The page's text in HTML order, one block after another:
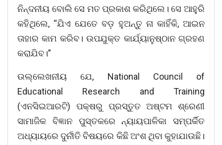
ନିନ୍ଦନୀୟ ବୋଲି ସେ ମତ ପ୍ରକାଶ କରିଥିଲେ। ସେ ଆହୁରି
କହିଥିଲେ, “ଯିଏ ଯେତେ ବଡ଼ ହୁଅନ୍ତୁ ନା କାହିଁକି, ଆଇନ
ତାହାର କାମ କରିବ। ଉପଯୁକ୍ତ କାର୍ଯ୍ୟାନୁଷ୍ଠାନ ଗ୍ରହଣ
କରାଯିବ।”
ଉଲ୍ଲେଖନୀୟ ଯେ, National Council of
Educational Research and Training
(ଏନସିଇଆରଟି) ପକ୍ଷରୁ ପ୍ରସ୍ତୁତ ଅଷ୍ଟମ ଶ୍ରେଣୀ
ସାମାଜିକ ବିଜ୍ଞାନ ପୁସ୍ତକରେ ନ୍ୟାୟପାଳିକା ସମ୍ପର୍କିତ
ଅଧ୍ୟାୟରେ ଦୁର୍ନୀତି ବିଷୟରେ କିଛି ଅଂଶ ଥିବା କୁହାଯାଉଛି।